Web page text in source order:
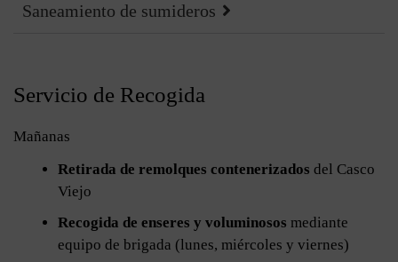
Saneamiento de sumideros
Servicio de Recogida
Mañanas
Retirada de remolques contenerizados del Casco
Viejo
Recogida de enseres y voluminosos mediante
equipo de brigada (lunes, miércoles y viernes)